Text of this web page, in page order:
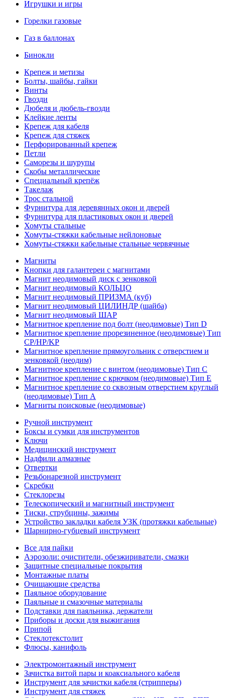
Игрушки и игры
Горелки газовые
Газ в баллонах
Бинокли
Крепеж и метизы
Болты, шайбы, гайки
Винты
Гвозди
Дюбеля и дюбель-гвозди
Клейкие ленты
Крепеж для кабеля
Крепеж для стяжек
Перфорированный крепеж
Петли
Саморезы и шурупы
Скобы металлические
Специальный крепёж
Такелаж
Трос стальной
Фурнитура для деревянных окон и дверей
Фурнитура для пластиковых окон и дверей
Хомуты стальные
Хомуты-стяжки кабельные нейлоновые
Хомуты-стяжки кабельные стальные червячные
Магниты
Кнопки для галантереи с магнитами
Магнит неодимовый диск с зенковкой
Магнит неодимовый КОЛЬЦО
Магнит неодимовый ПРИЗМА (куб)
Магнит неодимовый ЦИЛИНДР (шайба)
Магнит неодимовый ШАР
Магнитное крепление под болт (неодимовые) Тип D
Магнитное крепление прорезиненное (неодимовые) Тип
CP/HP/KP
Магнитное крепление прямоугольник с отверстием и
зенковкой (неодим)
Магнитное крепление с винтом (неодимовые) Тип С
Магнитное крепление с крючком (неодимовые) Тип Е
Магнитное крепление со сквозным отверстием круглый
(неодимовые) Тип А
Магниты поисковые (неодимовые)
Ручной инструмент
Боксы и сумки для инструментов
Ключи
Медицинский инструмент
Надфили алмазные
Отвертки
Резьбонарезной инструмент
Скребки
Стеклорезы
Телескопический и магнитный инструмент
Тиски, струбцины, зажимы
Устройство закладки кабеля УЗК (протяжки кабельные)
Шарнирно-губцевый инструмент
Все для пайки
Аэрозоли: очистители, обезжириватели, смазки
Защитные специальные покрытия
Монтажные платы
Очищающие средства
Паяльное оборудование
Паяльные и смазочные материалы
Подставки для паяльника, держатели
Приборы и доски для выжигания
Припой
Стеклотекстолит
Флюсы, канифоль
Электромонтажный инструмент
Зачистка витой пары и коаксиального кабеля
Инструмент для зачистки кабеля (стрипперы)
Инструмент для стяжек